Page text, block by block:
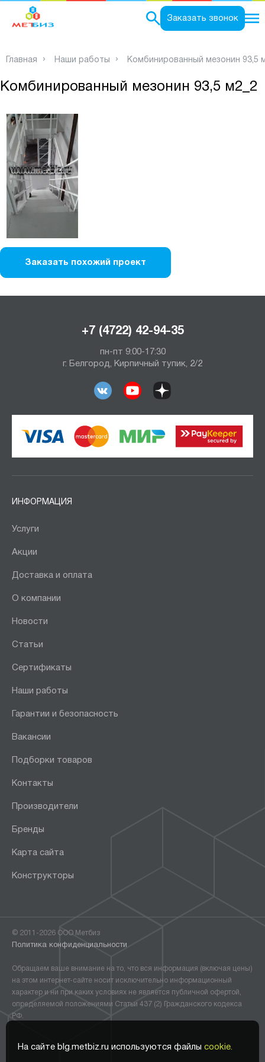
Заказать звонок
Главная Наши работы Комбинированный мезонин 93,5
Комбинированный мезонин 93,5 м2_2
Заказать похожий проект
На сайте blg.metbiz.ru используются файлы cookie.
+7 (4722) 42-94-35
пн-пт 9:00-17:30
г. Белгород, Кирпичный тупик, 2/2
ИНФОРМАЦИЯ
Услуги
Акции
Доставка и оплата
О компании
Новости
Статьи
Сертификаты
Наши работы
Гарантии и безопасность
Вакансии
Подборки товаров
Контакты
Производители
Бренды
Карта сайта
Конструкторы
© 2011-2026 ООО Метбиз
Политика конфиденциальности
Обращаем ваше внимание на то, что вся информация (включая цены)
на этом интернет-сайте носит исключительно информационный
характер и ни при каких условиях не является публичной офертой,
определяемой положениями Статьи 437 (2) Гражданского кодекса
РФ.